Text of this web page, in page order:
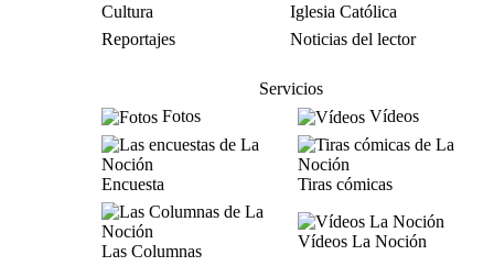
Cultura
Iglesia Católica
Reportajes
Noticias del lector
Servicios
Fotos
Vídeos
Encuesta Tiras cómicas
Las Columnas
Vídeos La Noción